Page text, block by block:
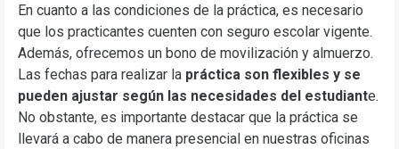
En cuanto a las condiciones de la práctica, es necesario
que los practicantes cuenten con seguro escolar vigente.
Además, ofrecemos un bono de movilización y almuerzo.
Las fechas para realizar la práctica son flexibles y se
pueden ajustar según las necesidades del estudiante.
No obstante, es importante destacar que la práctica se
llevará a cabo de manera presencial en nuestras oficinas